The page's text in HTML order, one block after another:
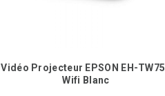
Vidéo Projecteur EPSON EH-
Wifi Blanc